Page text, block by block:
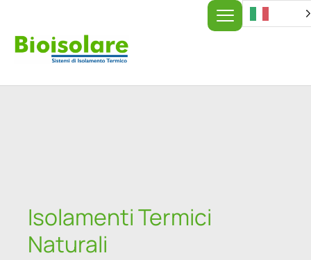
contenuto
Isolamenti Termici
Naturali